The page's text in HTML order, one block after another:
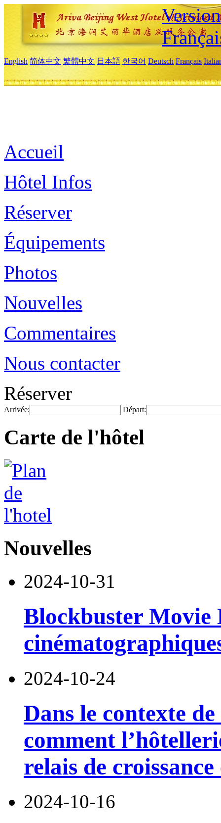
English 简体中文 繁體中文 日本語 한국어 Deutsch Français
Accueil
Hôtel Infos
Réserver
Équipements
Photos
Nouvelles
Commentaires
Nous contacter
Réserver
Arrivée: Départ:
Carte de l'hôtel
Nouvelles
2024-10-31
Blockbuster Movie
2024-10-24
Dans le contexte
comment
relais de
2024-10-16